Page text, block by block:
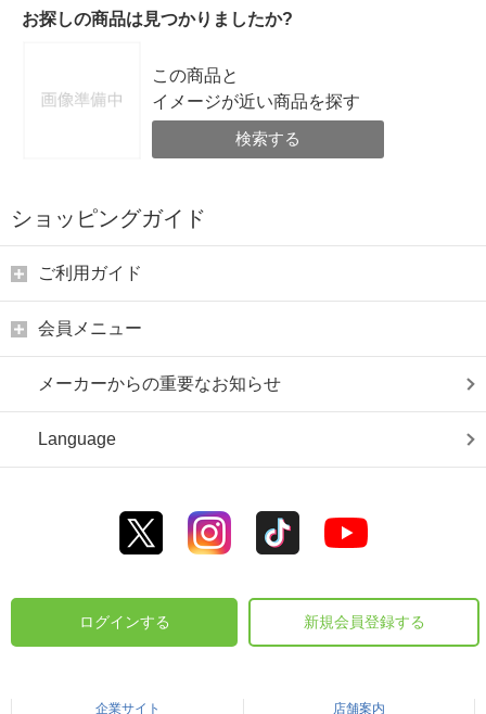
お探しの商品は見つかりましたか?
この商品と
イメージが近い商品を探す
検索する
ショッピングガイド
ご利用ガイド
会員メニュー
メーカーからの重要なお知らせ
Language
ログインする 新規会員登録する
企業サイト 店舗案内